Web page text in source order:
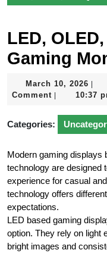
LED,
Gaming
March 10, 2026
10,
Comment
10:37
Categories:
Modern gaming displays
technology are designed
experience for casual
technology offers
expectations.
LED based gaming
option. They rely on light
bright images and